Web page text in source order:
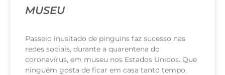
MUSEU
Passeio inusitado de pinguins faz sucesso nas
redes sociais, durante a quarentena do
coronavírus, em museu nos Estados Unidos. Que
ninguém gosta de ficar em casa tanto tempo,